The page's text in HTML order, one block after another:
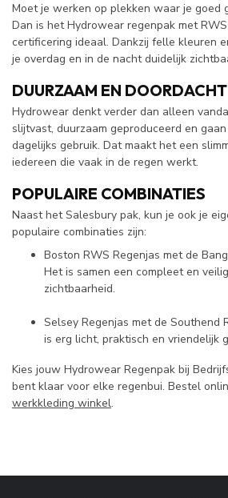
Moet je werken op plekken waar je goed
Dan is het Hydrowear regenpak met
certificering ideaal. Dankzij felle kleuren
je overdag en in de nacht duidelijk
DUURZAAM EN DOORDACHT
Hydrowear denkt verder dan alleen
slijtvast, duurzaam geproduceerd en
dagelijks gebruik. Dat maakt het een
iedereen die vaak in de regen werkt.
POPULAIRE COMBINATIES
Naast het Salesbury pak, kun je ook je
populaire combinaties zijn:
Boston RWS Regenjas met de
Het is samen een compleet en
zichtbaarheid.
Selsey Regenjas met de Southend
is erg licht, praktisch en vriendelijk
Kies jouw Hydrowear Regenpak bij
bent klaar voor elke regenbui. Bestel
werkkleding winkel.